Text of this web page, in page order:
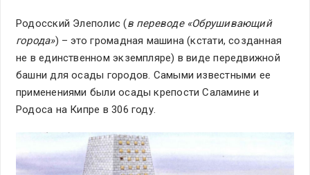
Родосский Элеполис (в переводе «Обрушивающий
города») – это громадная машина (кстати, созданная
не в единственном экземпляре) в виде передвижной
башни для осады городов. Самыми известными ее
применениями были осады крепости Саламине и
Родоса на Кипре в 306 году.